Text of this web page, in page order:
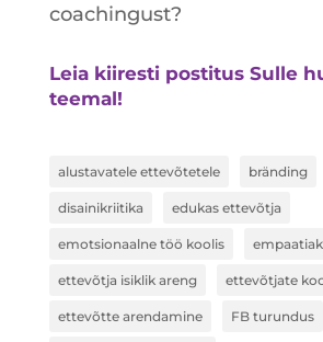
coachingust?
Leia kiiresti postitus Sulle
teemal!
alustavatele ettevõtetele bränding
disainikriitika edukas ettevõtja
emotsionaalne töö koolis
ettevõtja isiklik areng ettevõtjate
ettevõtte arendamine FB turundus